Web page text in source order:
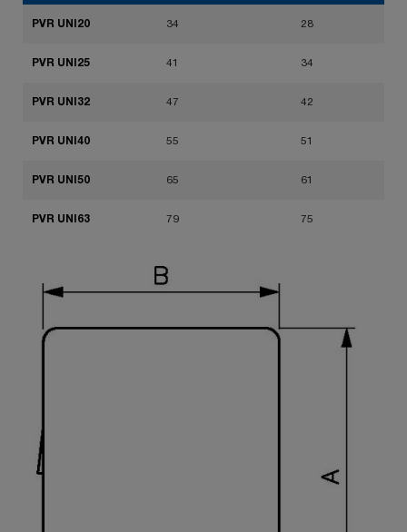
PVR UNI20 34 28
PVR UNI25 41 34
PVR UNI32 47 42
PVR UNI40 55 51
PVR UNI50 65 61
PVR UNI63 79 75